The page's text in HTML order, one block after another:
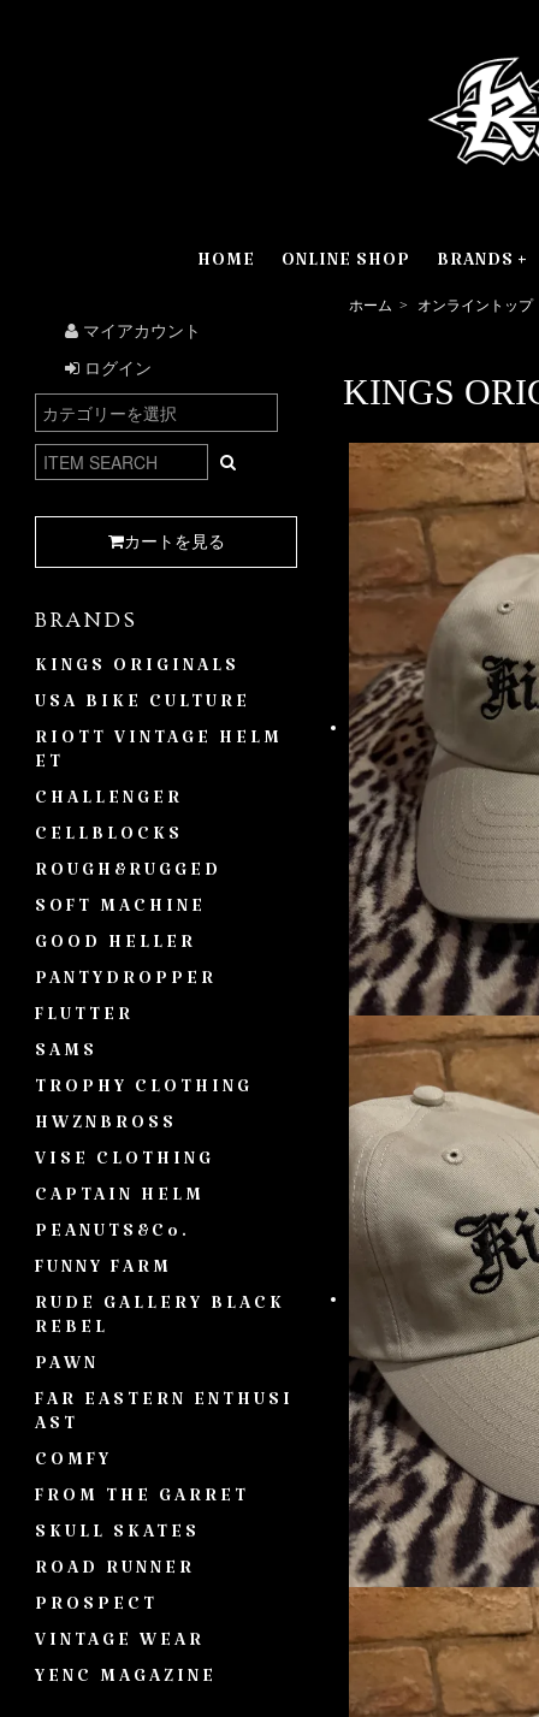
HOME ONLINE SHOP BRANDS
ホーム > オンライントップ
KINGS
マイアカウント
ログイン
カートを見る
BRANDS
KINGS ORIGINALS
USA BIKE CULTURE
RIOTT VINTAGE HELM
ET
CHALLENGER
CELLBLOCKS
ROUGH&RUGGED
SOFT MACHINE
GOOD HELLER
PANTYDROPPER
FLUTTER
SAMS
TROPHY CLOTHING
HWZNBROSS
VISE CLOTHING
CAPTAIN HELM
PEANUTS&Co.
FUNNY FARM
RUDE GALLERY BLACK
REBEL
PAWN
FAR EASTERN ENTHUSI
AST
COMFY
FROM THE GARRET
SKULL SKATES
ROAD RUNNER
PROSPECT
VINTAGE WEAR
YENC MAGAZINE